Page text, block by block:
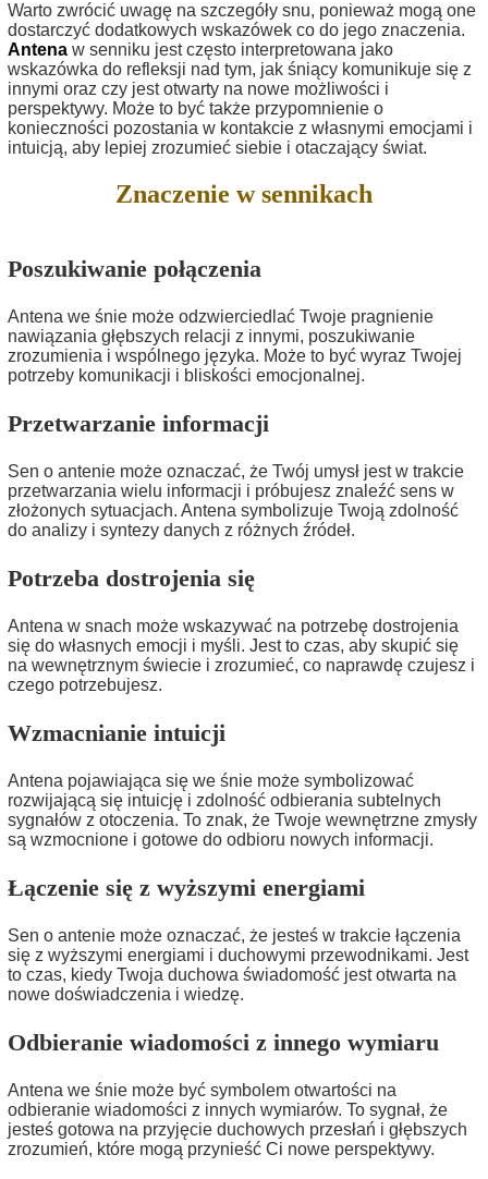
Warto zwrócić uwagę na szczegóły snu, ponieważ mogą one
dostarczyć dodatkowych wskazówek co do jego znaczenia.
Antena w senniku jest często interpretowana jako
wskazówka do refleksji nad tym, jak śniący komunikuje się z
innymi oraz czy jest otwarty na nowe możliwości i
perspektywy. Może to być także przypomnienie o
konieczności pozostania w kontakcie z własnymi emocjami i
intuicją, aby lepiej zrozumieć siebie i otaczający świat.
Znaczenie w sennikach
Poszukiwanie połączenia
Antena we śnie może odzwierciedlać Twoje pragnienie
nawiązania głębszych relacji z innymi, poszukiwanie
zrozumienia i wspólnego języka. Może to być wyraz Twojej
potrzeby komunikacji i bliskości emocjonalnej.
Przetwarzanie informacji
Sen o antenie może oznaczać, że Twój umysł jest w trakcie
przetwarzania wielu informacji i próbujesz znaleźć sens w
złożonych sytuacjach. Antena symbolizuje Twoją zdolność
do analizy i syntezy danych z różnych źródeł.
Potrzeba dostrojenia się
Antena w snach może wskazywać na potrzebę dostrojenia
się do własnych emocji i myśli. Jest to czas, aby skupić się
na wewnętrznym świecie i zrozumieć, co naprawdę czujesz i
czego potrzebujesz.
Wzmacnianie intuicji
Antena pojawiająca się we śnie może symbolizować
rozwijającą się intuicję i zdolność odbierania subtelnych
sygnałów z otoczenia. To znak, że Twoje wewnętrzne zmysły
są wzmocnione i gotowe do odbioru nowych informacji.
Łączenie się z wyższymi energiami
Sen o antenie może oznaczać, że jesteś w trakcie łączenia
się z wyższymi energiami i duchowymi przewodnikami. Jest
to czas, kiedy Twoja duchowa świadomość jest otwarta na
nowe doświadczenia i wiedzę.
Odbieranie wiadomości z innego wymiaru
Antena we śnie może być symbolem otwartości na
odbieranie wiadomości z innych wymiarów. To sygnał, że
jesteś gotowa na przyjęcie duchowych przesłań i głębszych
zrozumień, które mogą przynieść Ci nowe perspektywy.